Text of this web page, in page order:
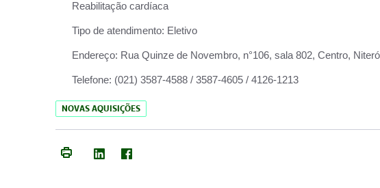
Reabilitação cardíaca
Tipo de atendimento: Eletivo
Endereço: Rua Quinze de Novembro, n°106, sala 802, Centro,
Telefone: (021) 3587-4588 / 3587-4605 / 4126-1213
NOVAS AQUISIÇÕES